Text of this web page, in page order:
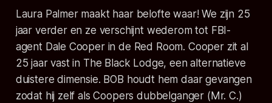
Laura Palmer maakt haar belofte waar! We zijn 25
jaar verder en ze verschijnt wederom tot FBI-
agent Dale Cooper in de Red Room. Cooper zit al
25 jaar vast in The Black Lodge, een alternatieve
duistere dimensie. BOB houdt hem daar gevangen
zodat hij zelf als Coopers dubbelganger (Mr. C.)